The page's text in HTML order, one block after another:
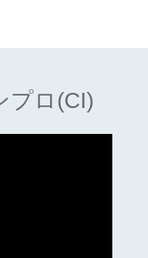
ロ(CI)